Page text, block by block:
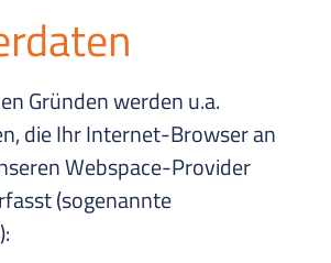
Gründen werden u.a.
die Ihr Internet-Browser an
Webspace-Provider
(sogenannte